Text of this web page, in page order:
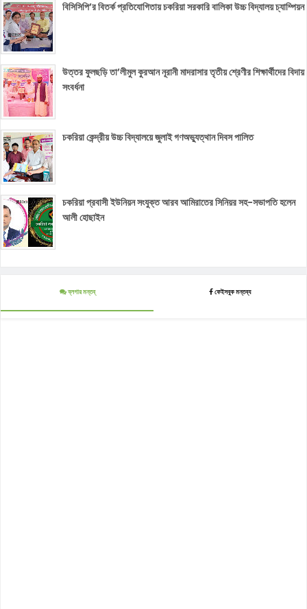
বিসিসিপি’র বিতর্ক প্রতিযোগিতায় চকরিয়া সরকারি বালিকা উচ্চ বিদ্যালয় চ্যাম্পিয়ন
উত্তর ফুলছড়ি তা’লীমুল কুরআন নূরানী মাদরাসার তৃতীয় শ্রেণীর শিক্ষার্থীদের বিদায়
সংবর্ধনা
চকরিয়া কেন্দ্রীয় উচ্চ বিদ্যালয়ে জুলাই গণঅভ্যুত্থান দিবস পালিত
চকরিয়া প্রবাসী ইউনিয়ন সংযুক্ত আরব আমিরাতের সিনিয়র সহ-সভাপতি হলেন
আলী হোছাইন
ব্লগার মন্তব্ ফেইসবুক মন্তব্য